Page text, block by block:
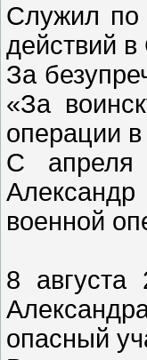
Служил по
действий
За
«За
операции
С апреля
военной
8 августа
опасный